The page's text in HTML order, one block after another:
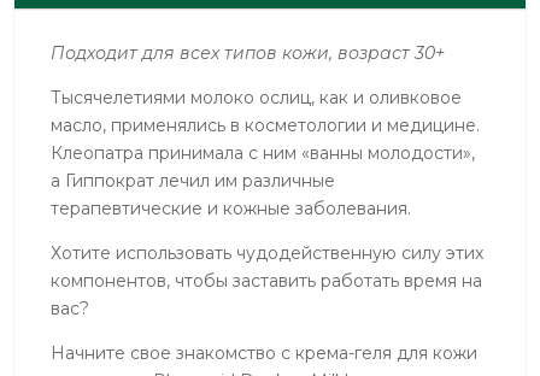
вокруг
глаз
молоком
ослицы
и
гиалуроновой
кислотой,
Подходит для всех типов кожи, возраст 30+
Тысячелетиями молоко ослиц, как и оливковое
масло, применялись в косметологии и медицине.
Клеопатра принимала с ним «ванны молодости»,
а Гиппократ лечил им различные
терапевтические и кожные заболевания.
Хотите использовать чудодейственную силу этих
компонентов, чтобы заставить работать время на
вас?
Начните свое знакомство с крема-геля для кожи